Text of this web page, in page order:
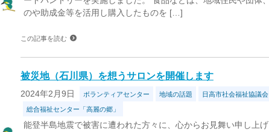
のや助成金等を活用し購入したものを […]
この記事を読む
被災地（石川県）を想うサロンを開催します
2024年2月9日 ボランティアセンター 地域の話題 日高市社会福祉協議会
総合福祉センター「高麗の郷」
能登半島地震で被害に遭われた方々に、心からお見舞い申し上